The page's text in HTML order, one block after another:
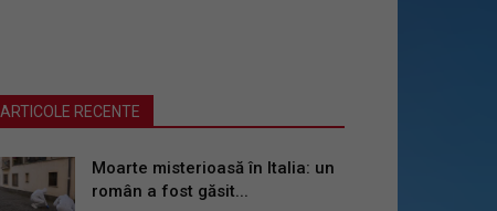
ARTICOLE RECENTE
Moarte misterioasă în Italia: un
român a fost găsit...